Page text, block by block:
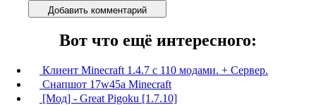
Добавить комментарий
Вот что ещё интересного:
Клиент Minecraft 1.4.7 c 110 модами. + Сервер.
Снапшот 17w45a Minecraft
[Мод] - Great Pigoku [1.7.10]